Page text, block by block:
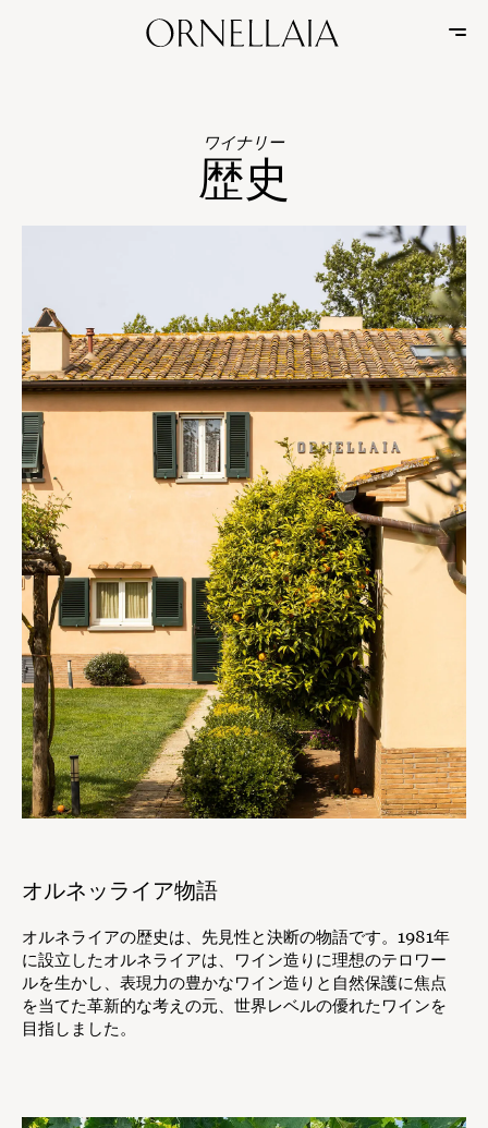
ワイナリー
歴史
オルネッライア物語
オルネライアの歴史は、先見性と決断の物語です。1981年
に設立したオルネライアは、ワイン造りに理想のテロワー
ルを生かし、表現力の豊かなワイン造りと自然保護に焦点
を当てた革新的な考えの元、世界レベルの優れたワインを
目指しました。